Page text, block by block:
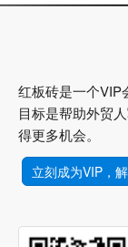
红板砖是一个VIP
目标是帮助外贸
得更多机会。
立刻成为VIP，